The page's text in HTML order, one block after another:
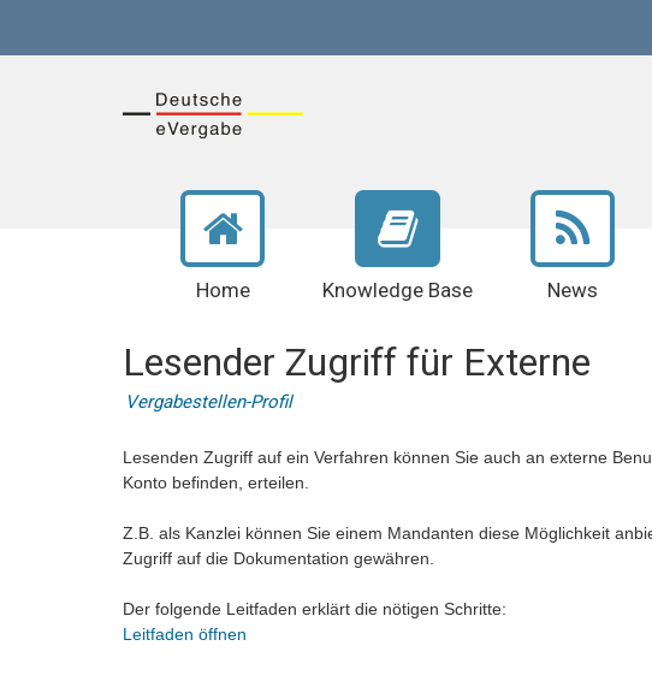
Home Knowledge Base News
Lesender Zugriff für Externe
Vergabestellen-Profil
Lesenden Zugriff auf ein Verfahren können Sie auch an externe
Konto befinden, erteilen.
Z.B. als Kanzlei können Sie einem Mandanten diese Möglichkeit
Zugriff auf die Dokumentation gewähren.
Der folgende Leitfaden erklärt die nötigen Schritte:
Leitfaden öffnen